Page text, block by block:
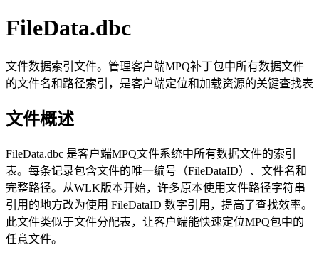
FileData.dbc
文件数据索引文件。管理客户端MPQ补丁包中所有数据文件
的文件名和路径索引，是客户端定位和加载资源的关键查找表
文件概述
FileData.dbc 是客户端MPQ文件系统中所有数据文件的索引
表。每条记录包含文件的唯一编号（FileDataID）、文件名和
完整路径。从WLK版本开始，许多原本使用文件路径字符串
引用的地方改为使用 FileDataID 数字引用，提高了查找效率。
此文件类似于文件分配表，让客户端能快速定位MPQ包中的
任意文件。